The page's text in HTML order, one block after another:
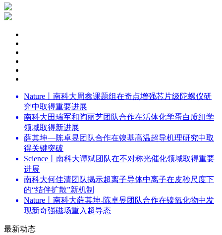
Nature丨南科大周鑫课题组在奇点增强芯片级陀螺仪研
究中取得重要进展
南科大田瑞军和陶丽芝团队合作在活体化学蛋白质组学
领域取得新进展
薛其坤—陈卓昱团队合作在镍基高温超导机理研究中取
得关键突破
Science丨南科大谭斌团队在不对称光催化领域取得重要
进展
南科大何佳清团队揭示超离子导体中离子在皮秒尺度下
的“结伴扩散”新机制
Nature丨南科大薛其坤-陈卓昱团队合作在镍氧化物中发
现新奇强磁场重入超导态
最新动态